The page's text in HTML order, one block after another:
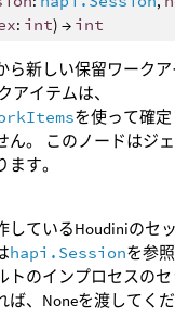
: int) → int
ら新しい保留ワーク
アイテムは、
を使って確
ん。 このノードはジ
す。
しているHoudiniのセ
hapi.Sessionを参
トのインプロセスの
ば、Noneを渡してくだ